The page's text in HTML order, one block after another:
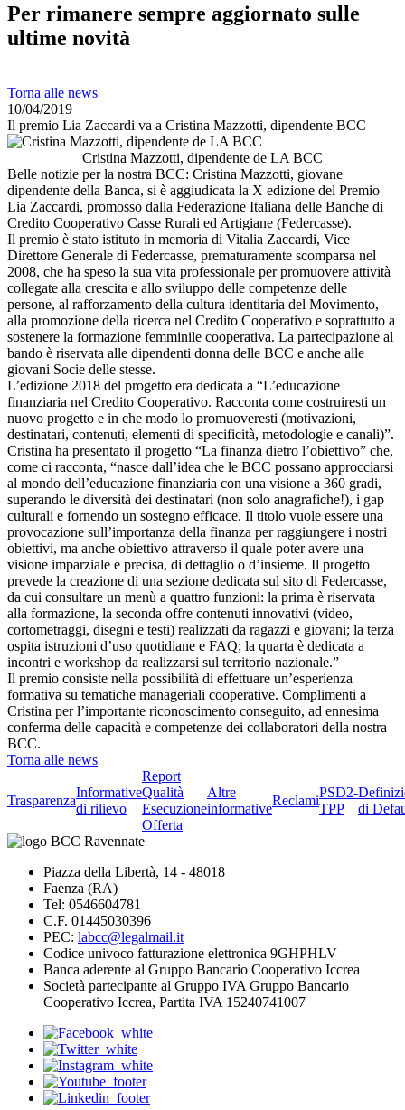
Per rimanere sempre aggiornato sulle
ultime novità
Torna alle news
10/04/2019
Il premio Lia Zaccardi va a Cristina Mazzotti, dipendente BCC
Cristina Mazzotti, dipendente de LA BCC
Belle notizie per la nostra BCC: Cristina Mazzotti, giovane
dipendente della Banca, si è aggiudicata la X edizione del Premio
Lia Zaccardi, promosso dalla Federazione Italiana delle Banche di
Credito Cooperativo Casse Rurali ed Artigiane (Federcasse).
Il premio è stato istituto in memoria di Vitalia Zaccardi, Vice
Direttore Generale di Federcasse, prematuramente scomparsa nel
2008, che ha speso la sua vita professionale per promuovere attività
collegate alla crescita e allo sviluppo delle competenze delle
persone, al rafforzamento della cultura identitaria del Movimento,
alla promozione della ricerca nel Credito Cooperativo e soprattutto a
sostenere la formazione femminile cooperativa. La partecipazione al
bando è riservata alle dipendenti donna delle BCC e anche alle
giovani Socie delle stesse.
L’edizione 2018 del progetto era dedicata a “L’educazione
finanziaria nel Credito Cooperativo. Racconta come costruiresti un
nuovo progetto e in che modo lo promuoveresti (motivazioni,
destinatari, contenuti, elementi di specificità, metodologie e canali)”.
Cristina ha presentato il progetto “La finanza dietro l’obiettivo” che,
come ci racconta, “nasce dall’idea che le BCC possano approcciarsi
al mondo dell’educazione finanziaria con una visione a 360 gradi,
superando le diversità dei destinatari (non solo anagrafiche!), i gap
culturali e fornendo un sostegno efficace. Il titolo vuole essere una
provocazione sull’importanza della finanza per raggiungere i nostri
obiettivi, ma anche obiettivo attraverso il quale poter avere una
visione imparziale e precisa, di dettaglio o d’insieme. Il progetto
prevede la creazione di una sezione dedicata sul sito di Federcasse,
da cui consultare un menù a quattro funzioni: la prima è riservata
alla formazione, la seconda offre contenuti innovativi (video,
cortometraggi, disegni e testi) realizzati da ragazzi e giovani; la terza
ospita istruzioni d’uso quotidiane e FAQ; la quarta è dedicata a
incontri e workshop da realizzarsi sul territorio nazionale.”
Il premio consiste nella possibilità di effettuare un’esperienza
formativa su tematiche manageriali cooperative. Complimenti a
Cristina per l’importante riconoscimento conseguito, ad ennesima
conferma delle capacità e competenze dei collaboratori della nostra
BCC.
Torna alle news
Trasparenza
Informative
di rilievo
Report
Qualità
Esecuzione
Offerta
Altre
informative
Reclami
PSD2-
TPP
di
Piazza della Libertà, 14 - 48018
Faenza (RA)
Tel: 0546604781
C.F. 01445030396
PEC: labcc@legalmail.it
Codice univoco fatturazione elettronica 9GHPHLV
Banca aderente al Gruppo Bancario Cooperativo Iccrea
Società partecipante al Gruppo IVA Gruppo Bancario
Cooperativo Iccrea, Partita IVA 15240741007